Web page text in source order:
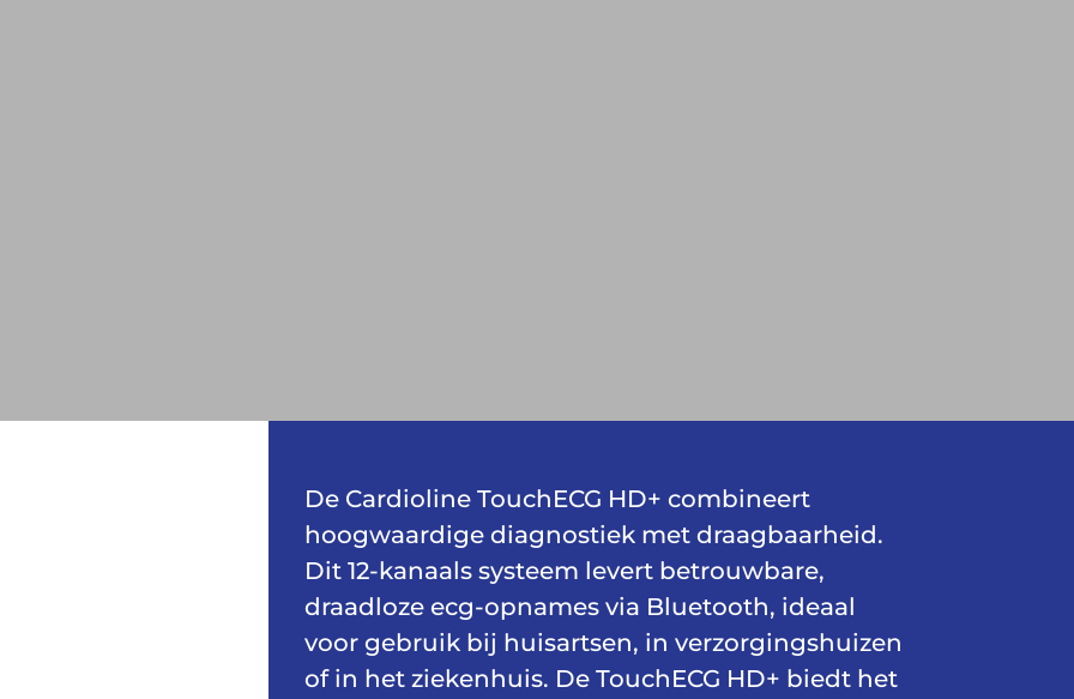
De Cardioline TouchECG HD+ combineert
hoogwaardige diagnostiek met draagbaarheid.
Dit 12-kanaals systeem levert betrouwbare,
draadloze ecg-opnames via Bluetooth, ideaal
voor gebruik bij huisartsen, in verzorgingshuizen
of in het ziekenhuis. De TouchECG HD+ biedt het